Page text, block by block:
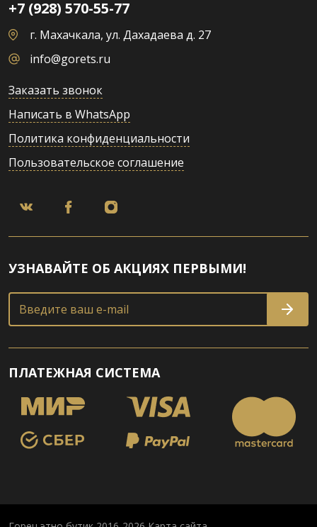
+7 (928) 570-55-77
г. Махачкала, ул. Дахадаева д. 27
info@gorets.ru
Заказать звонок
Написать в WhatsApp
Политика конфиденциальности
Пользовательское соглашение
УЗНАВАЙТЕ ОБ АКЦИЯХ ПЕРВЫМИ!
Введите ваш e-mail
ПЛАТЕЖНАЯ СИСТЕМА